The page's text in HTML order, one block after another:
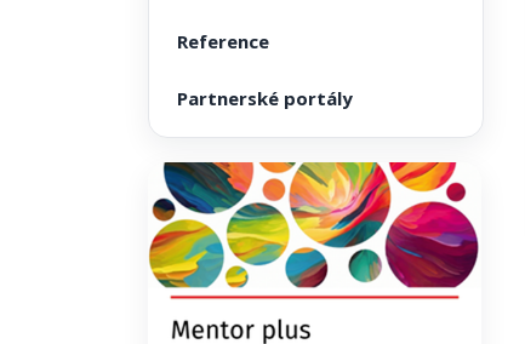
Reference
Partnerské portály